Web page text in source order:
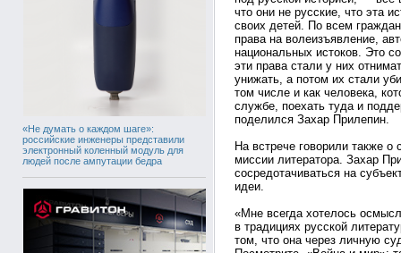
«Не думать о каждом шаге»:
российские инженеры представили
электронный коленный модуль для
людей после ампутации бедра
что они не русские, что эта
своих детей. По всем
права на волеизъявление,
национальных истоков. Это
эти права стали у них
унижать, а потом их стали
том числе и как человека,
службе, поехать туда и
поделился Захар Прилепин.
На встрече говорили также о
миссии литератора. Захар
сосредотачиваться на
идеи.
«Мне всегда хотелось
в традициях русской
том, что она через личную